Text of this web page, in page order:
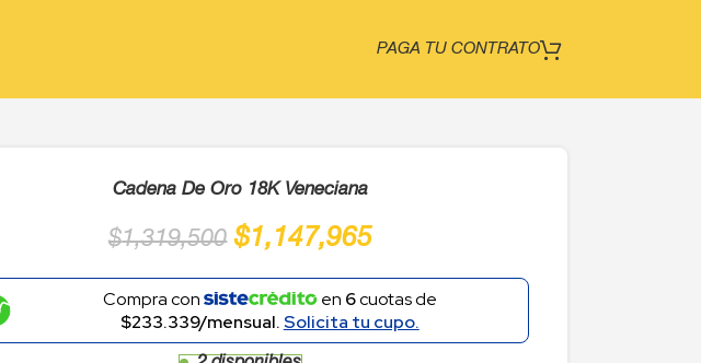
PAGA TU CONTRATO
Cadena De Oro 18K Veneciana
$1,319,500 $1,147,965
Compra con en 6cuotas de
$233.339/mensual.Solicita tu cupo.